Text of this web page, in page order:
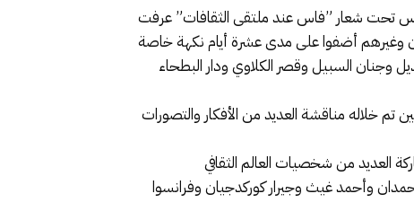
محمد السادس تحت شعار ”فاس عند ملتقى الثقافات” عرفت
وغيرهم أضفوا على مدى عشرة أيام نكهة خاصة
وجنان السبيل وقصر الكلاوي ودار البطحاء
تم خلاله مناقشة العديد من الأفكار والتصورات
العديد من شخصيات العالم الثقافي
وأحمد غيث وجيرار كوركدجيان وفرانسوا